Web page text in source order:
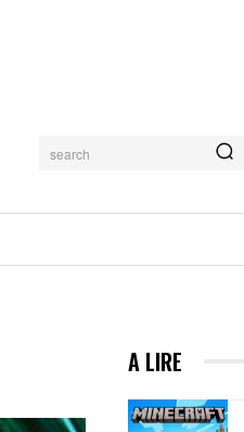
search
A LIRE